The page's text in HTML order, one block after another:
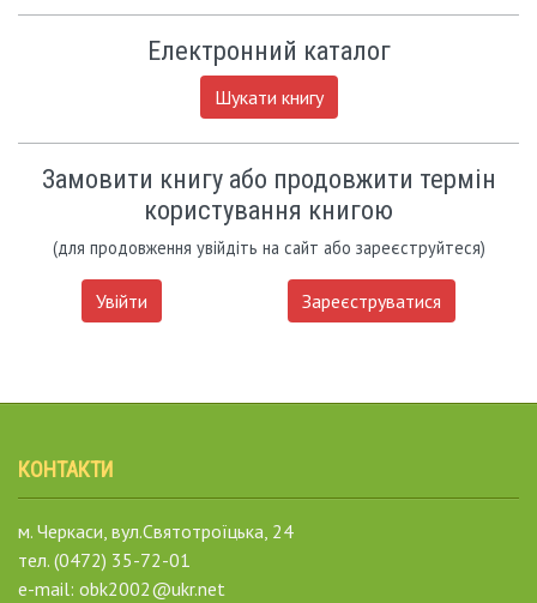
Електронний каталог
Шукати книгу
Замовити книгу або продовжити термін
користування книгою
(для продовження увійдіть на сайт або зареєструйтеся)
Увійти Зареєструватися
КОНТАКТИ
м. Черкаси, вул.Святотроїцька, 24
тел. (0472) 35-72-01
e-mail: obk2002@ukr.net